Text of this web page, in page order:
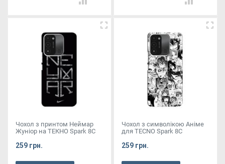
Чохол з принтом Неймар
Жуніор на ТЕКНО Spark 8C
259 грн.
Чохол з символікою Аніме
для TECNO Spark 8C
259 грн.